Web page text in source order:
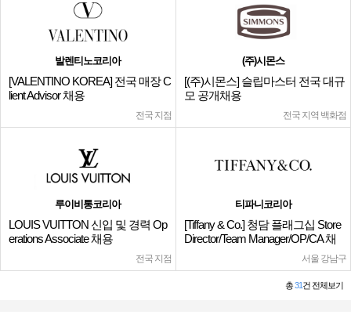
발렌티노코리아
[VALENTINO KOREA] 전국 매장 C
lient Advisor 채용
전국 지점
(주)시몬스
[(주)시몬스] 슬립마스터 전국 대규
모 공개채용
전국 지역 백화점
루이비통코리아
LOUIS VUITTON 신입 및 경력 Op
erations Associate 채용
전국 지점
티파니코리아
[Tiffany & Co.] 청담 플래그십 Store
Director/Team Manager/OP/CA 채
서울 강남구
총31건 전체보기